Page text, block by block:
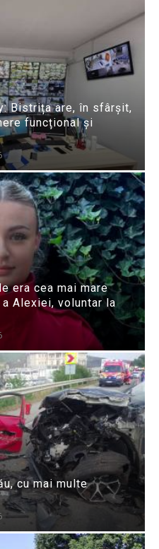
Bistrița are, în sfârșit,
funcțional și
era cea mai mare
Alexiei, voluntar la
cu mai multe